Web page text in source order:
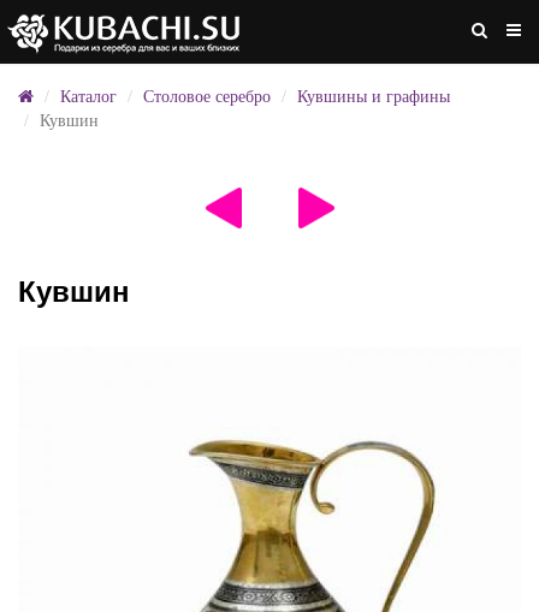
Каталог Столовое серебро
Кувшины и графины
Кувшин
Кувшин